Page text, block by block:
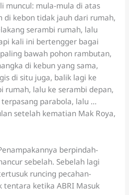
muncul: mula-mula di atas
di kebon tidak jauh dari rumah,
serambi rumah, lalu
kali ini bertengger bagai
bawah pohon rambutan,
di kebun yang sama,
di situ juga, balik lagi ke
rumah, lalu ke serambi depan,
parabola, lalu …
setelah kematian Mak Roya,
berpindah-
sebelah. Sebelah lagi
runcing pecahan-
tentara ketika ABRI Masuk